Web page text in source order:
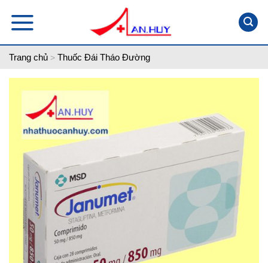
Trang chủ > Thuốc Đái Tháo Đường